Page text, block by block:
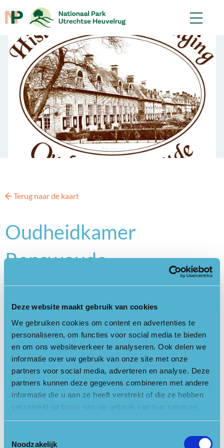
Deze website maakt gebruik van cookies
We gebruiken cookies om content en advertenties te
personaliseren, om functies voor social media te bieden
en om ons websiteverkeer te analyseren. Ook delen we
informatie over uw gebruik van onze site met onze
partners voor social media, adverteren en analyse. Deze
partners kunnen deze gegevens combineren met andere
informatie die u aan ze heeft verstrekt of die ze hebben
verzameld op basis van uw gebruik van hun services.
Noodzakelijk
Terug naar de kaart
Oudheidkamer
Renswoude
Renswoude
De Oudheidkamer van de Historische Vereniging Oud-
Renswoude is sinds eind 2017 gevestigd in één van de
woningen van de Nieuwe Buurt, Dorpsstraat 38. Je vindt er
diverse historische gegevens en voorwerpen, in het bijzonder
over de historie van Renswoude.
Locatie openen in Google Maps